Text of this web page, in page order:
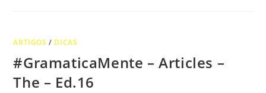
ARTIGOS / DICAS
#GramaticaMente – Articles –
The – Ed.16